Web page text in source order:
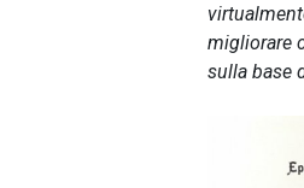
migliorare
sulla base